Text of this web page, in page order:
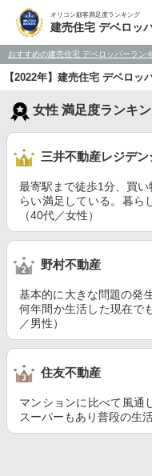
オリコン顧客満足度ランキング
建売住宅 デベロッ
おすすめの建売住宅 デベロッパーラン
【2022年】建売住宅 デベロ
女性 満足度ランキ
三井不動産レジデン
最寄駅まで徒歩1分、買
らい満足している。暮ら
（40代／女性）
野村不動産
基本的に大きな問題の発
何年間か生活した現在で
／男性）
住友不動産
マンションに比べて風通
スーパーもあり普段の生